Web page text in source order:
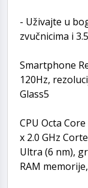
- Uživajte u
zvučnicima i
Smartphone
120Hz,
Glass5
CPU Octa
x 2.0 GHz
Ultra (6 nm),
RAM